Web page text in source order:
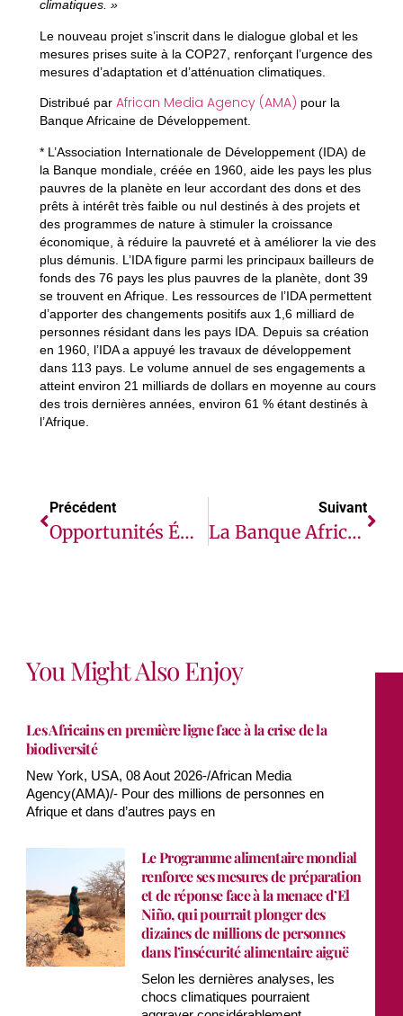
climatiques. »
Le nouveau projet s’inscrit dans le dialogue global et les
mesures prises suite à la COP27, renforçant l’urgence des
mesures d’adaptation et d’atténuation climatiques.
Distribué par African Media Agency (AMA) pour la
Banque Africaine de Développement.
* L’Association Internationale de Développement (IDA) de
la Banque mondiale, créée en 1960, aide les pays les plus
pauvres de la planète en leur accordant des dons et des
prêts à intérêt très faible ou nul destinés à des projets et
des programmes de nature à stimuler la croissance
économique, à réduire la pauvreté et à améliorer la vie des
plus démunis. L’IDA figure parmi les principaux bailleurs de
fonds des 76 pays les plus pauvres de la planète, dont 39
se trouvent en Afrique. Les ressources de l’IDA permettent
d’apporter des changements positifs aux 1,6 milliard de
personnes résidant dans les pays IDA. Depuis sa création
en 1960, l’IDA a appuyé les travaux de développement
dans 113 pays. Le volume annuel de ses engagements a
atteint environ 21 milliards de dollars en moyenne au cours
des trois dernières années, environ 61 % étant destinés à
l’Afrique.
Précédent
Opportunités Émergentes De Services Financiers Au Profit Des Opérateurs De Télécommunications Africains
Suivant
La Banque Africaine De Développement Approuve Une Participation Allant Jusqu’à 10 Millions De Dollars Dans Le Fonds De Développement De Projets De L’Alliance Pour L’infrastructure Verte En Afrique
You Might Also Enjoy
Les Africains en première ligne face à la crise de la
biodiversité
New York, USA, 08 Aout 2026-/African Media
Agency(AMA)/- Pour des millions de personnes en
Afrique et dans d’autres pays en
Le Programme alimentaire mondial
renforce ses mesures de préparation
et de réponse face à la menace d’El
Niño, qui pourrait plonger des
dizaines de millions de personnes
dans l’insécurité alimentaire aiguë
Selon les dernières analyses, les
chocs climatiques pourraient